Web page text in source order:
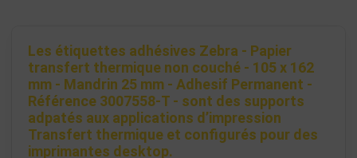
Les étiquettes adhésives Zebra - Papier
transfert thermique non couché - 105 x 162
mm - Mandrin 25 mm - Adhesif Permanent -
Référence 3007558-T - sont des supports
adpatés aux applications d’impression
Transfert thermique et configurés pour des
imprimantes desktop.